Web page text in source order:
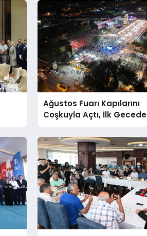
Ağustos Fuarı Kapılarını
Coşkuyla Açtı, İlk Gecede
Eypio Rüzgârı Esti